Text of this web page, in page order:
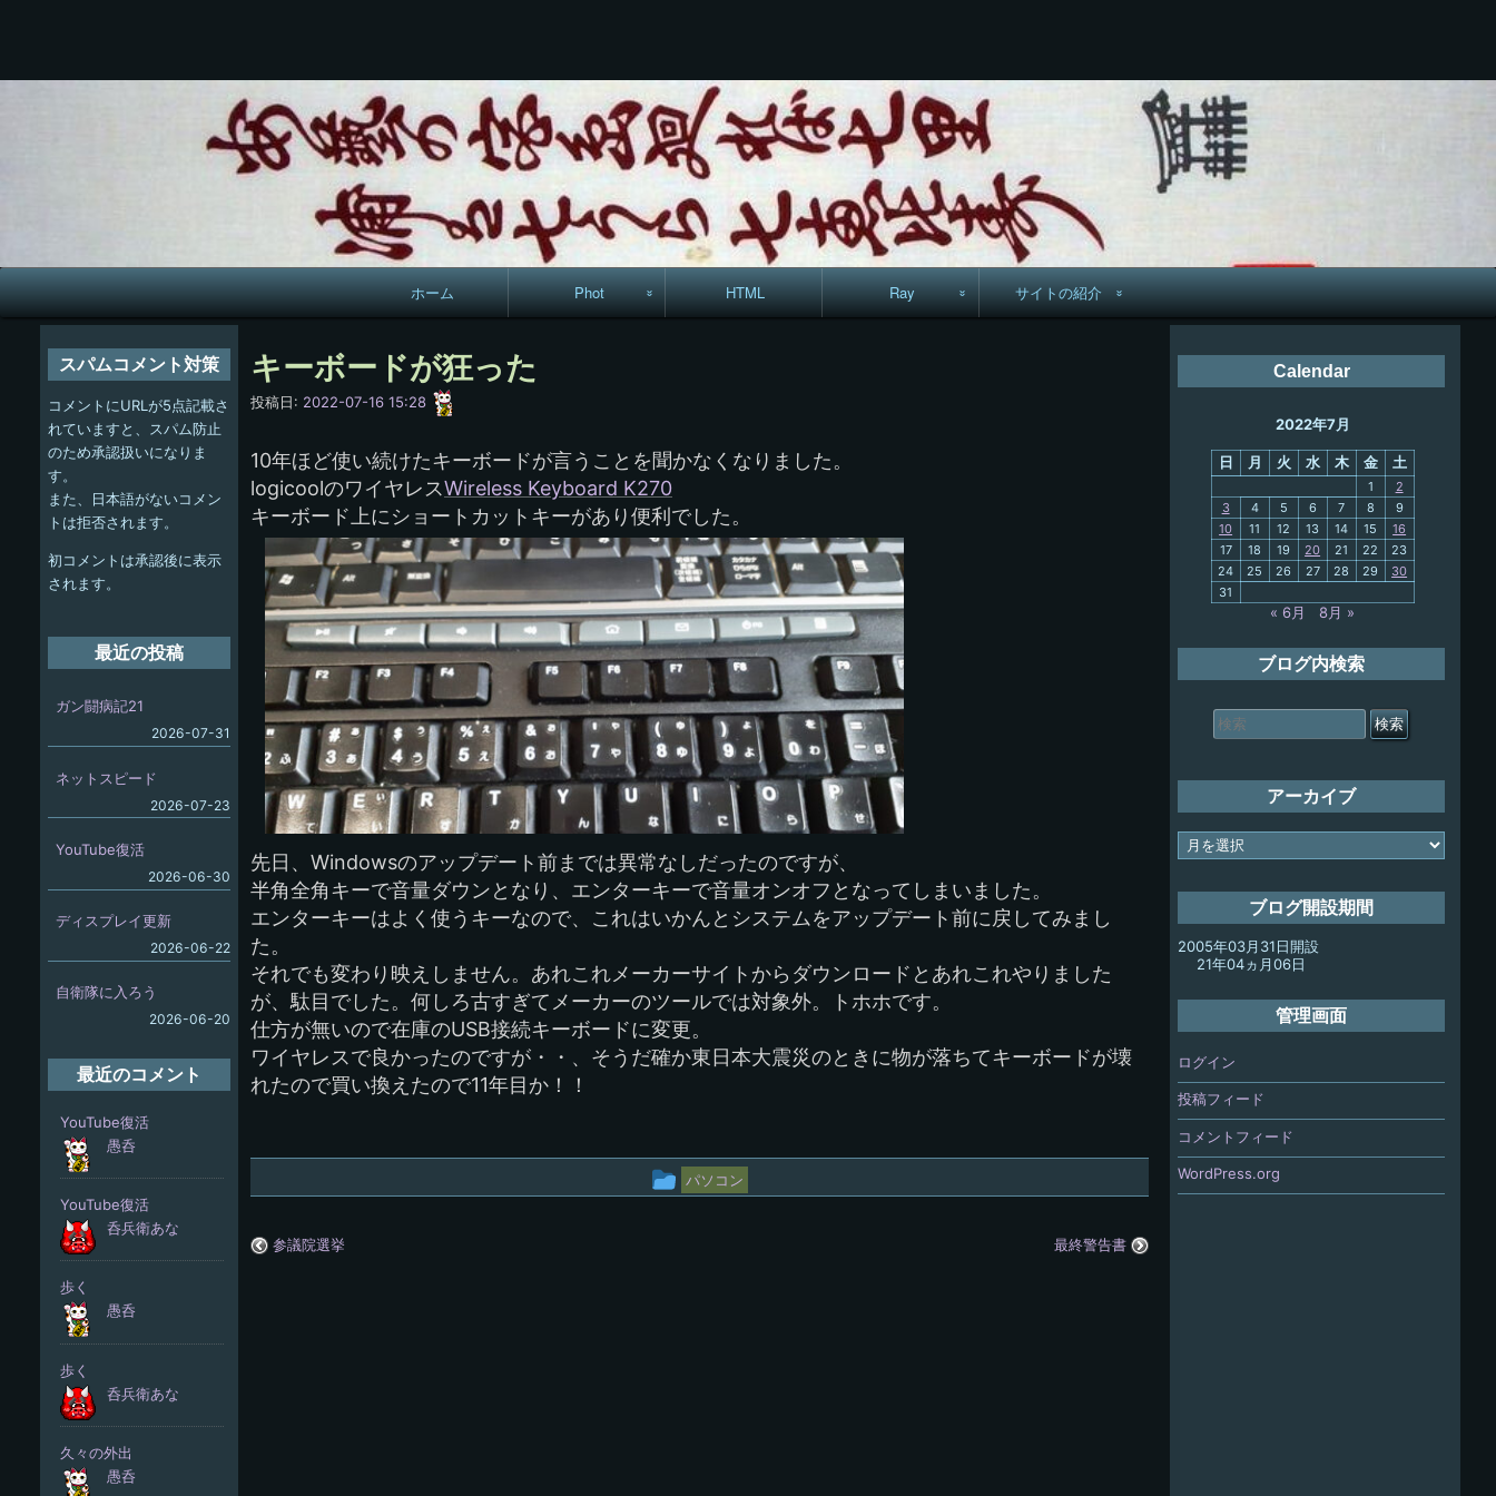
ン
ツ
へ
ス
ッ
プ
メ
イ
ホーム Phot
手拭いの旅
HTML Ray サイトの紹介
キーボードが狂った
投稿日: 2022-07-16 15:28
10年ほど使い続けたキーボードが言うことを聞かなくなりました。
logicoolのワイヤレスWireless Keyboard K270
キーボード上にショートカットキーがあり便利でした。
先日、Windowsのアップデート前までは異常なしだったのですが、
半角全角キーで音量ダウンとなり、エンターキーで音量オンオフとなってしまいました。
エンターキーはよく使うキーなので、これはいかんとシステムをアップデート前に戻してみまし
た。
それでも変わり映えしません。あれこれメーカーサイトからダウンロードとあれこれやりました
が、駄目でした。何しろ古すぎてメーカーのツールでは対象外。トホホです。
仕方が無いので在庫のUSB接続キーボードに変更。
ワイヤレスで良かったのですが・・、そうだ確か東日本大震災のときに物が落ちてキーボードが壊
れたので買い換えたので11年目か！！
投
パソコン
参議院選挙 最終警告書
Calendar
2022年7月
日 月 火 水 木 金 土
1
2
3
4 5 6 7 8
9
10
11 12 13 14 15
16
17
18 19 20 21 22
23
24
25 26 27 28 29
30
31
« 6月 8月 »
ブログ内検索
索
アーカイブ
ア
ー
ブ
ブログ開設期間
2005年03月31日開設
21年04ヵ月06日
管理画面
ログイン
投稿フィード
コメントフィード
WordPress.org
スパムコメント対策
コメントにURLが5点記載さ
れていますと、スパム防止
のため承認扱いになりま
す。
また、日本語がないコメン
トは拒否されます。
初コメントは承認後に表示
されます。
最近の投稿
ガン闘病記21
2026-07-31
ネットスピード
2026-07-23
YouTube復活
2026-06-30
ディスプレイ更新
2026-06-22
自衛隊に入ろう
2026-06-20
最近のコメント